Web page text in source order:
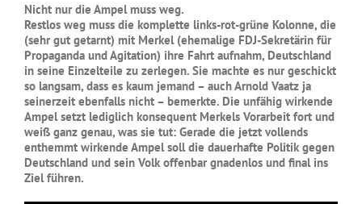
Nicht nur die Ampel muss weg.
Restlos weg muss die komplette links-rot-grüne Kolonne, die
(sehr gut getarnt) mit Merkel (ehemalige FDJ-Sekretärin für
Propaganda und Agitation) ihre Fahrt aufnahm, Deutschland
in seine Einzelteile zu zerlegen. Sie machte es nur geschickt
so langsam, dass es kaum jemand – auch Arnold Vaatz ja
seinerzeit ebenfalls nicht – bemerkte. Die unfähig wirkende
Ampel setzt lediglich konsequent Merkels Vorarbeit fort und
weiß ganz genau, was sie tut: Gerade die jetzt vollends
enthemmt wirkende Ampel soll die dauerhafte Politik gegen
Deutschland und sein Volk offenbar gnadenlos und final ins
Ziel führen.